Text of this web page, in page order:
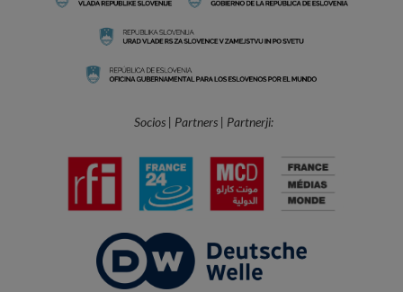
Socios | Partners | Partnerji: